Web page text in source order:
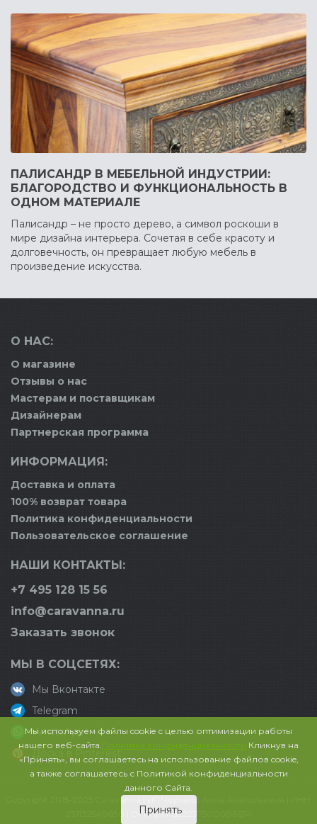
ПАЛИСАНДР В МЕБЕЛЬНОЙ ИНДУСТРИИ:
БЛАГОРОДСТВО И ФУНКЦИОНАЛЬНОСТЬ В
ОДНОМ МАТЕРИАЛЕ
Палисандр – не просто дерево, а символ роскоши в
мире дизайна интерьера. Сочетая в себе красоту и
долговечность, он превращает любую мебель в
произведение искусства.
О НАС:
О магазине
Отзывы о нас
Мастерам и поставщикам
Дизайнерам
Партнерская программа
ИНФОРМАЦИЯ:
Доставка и оплата
100% возврат товара
Политика конфиденциальности
Пользовательское соглашение
НАШИ КОНТАКТЫ:
+7 495 128 15 56
info@caravanna.ru
Заказать звонок
МЫ В СОЦСЕТЯХ:
Мы Вконтакте
Telegram
WhatsApp
Доска в Pinterest
Copyright 2015-2025 Caravanna | ИП Черныш Анна Анатольевна | ИНН:
231132540680 | ОГРНИП: 322237500006674
Мы используем файлы cookie с целью оптимизации работы
нашего веб-сайта.Политика конфиденциальности Кликнув на
«Принять», вы соглашаетесь на использование файлов cookie,
а также соглашаетесь с Политикой конфиденциальности
данного Сайта.
Принять